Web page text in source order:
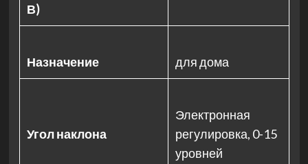
В)
Назначение для дома
Угол наклона
Электронная
регулировка, 0-15
уровней